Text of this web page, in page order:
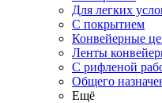
Для легких
С покрытием
Конвейерные
Ленты
С рифленой
Общего
Ещё